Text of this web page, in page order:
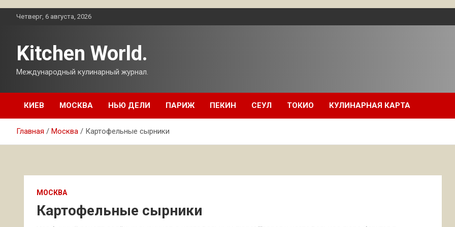
ПерейтиЧетверг, 6 августа, 2026
Kitchen World.
Международный кулинарный журнал.
КИЕВ МОСКВА НЬЮ ДЕЛИ ПАРИЖ ПЕКИН СЕУЛ ТОКИО КУЛИНАРНАЯ КАРТА
Главная Москва Картофельные сырники
МОСКВА
Картофельные сырники